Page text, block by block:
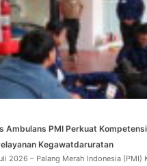
Ambulans PMI Perkuat Kompetensi
Kegawatdaruratan
2026 – Palang Merah Indonesia (PMI)